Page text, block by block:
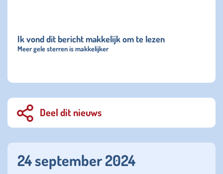
Ik vond dit bericht makkelijk om te lezen
Meer gele sterren is makkelijker
Deel dit nieuws
24 september 2024